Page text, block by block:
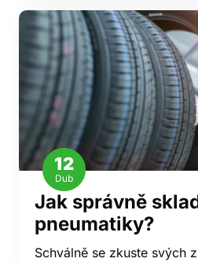
12
Dub
Jak správně
pneumatiky?
Schválně se zkuste svých